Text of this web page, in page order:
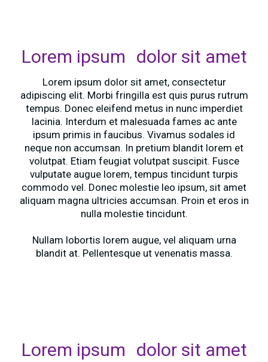
Lorem ipsum dolor sit amet
Lorem ipsum dolor sit amet, consectetur
adipiscing elit. Morbi fringilla est quis purus rutrum
tempus. Donec eleifend metus in nunc imperdiet
lacinia. Interdum et malesuada fames ac ante
ipsum primis in faucibus. Vivamus sodales id
neque non accumsan. In pretium blandit lorem et
volutpat. Etiam feugiat volutpat suscipit. Fusce
vulputate augue lorem, tempus tincidunt turpis
commodo vel. Donec molestie leo ipsum, sit amet
aliquam magna ultricies accumsan. Proin et eros in
nulla molestie tincidunt.
Nullam lobortis lorem augue, vel aliquam urna
blandit at. Pellentesque ut venenatis massa.
Lorem ipsum dolor sit amet